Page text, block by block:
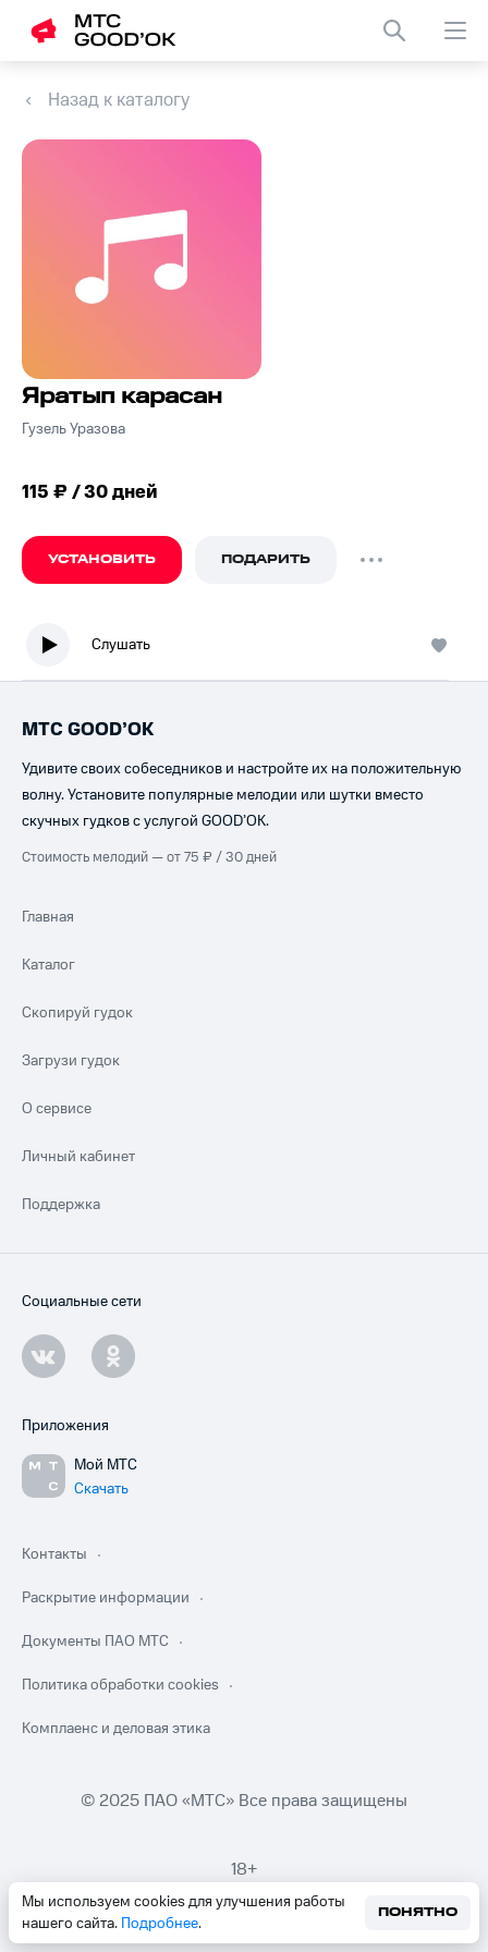
Назад к каталогу
Яратып карасан
Гузель Уразова
115 ₽ / 30 дней
УСТАНОВИТЬ ПОДАРИТЬ
Слушать
Мы используем cookies для улучшения работы
нашего сайта. Подробнее.
ПОНЯТНО
МТС GOOD’OK
Удивите своих собеседников и настройте их на положительную
волну. Установите популярные мелодии или шутки вместо
скучных гудков с услугой GOOD’OK.
Стоимость мелодий — от 75 ₽ / 30 дней
Главная
Каталог
Скопируй гудок
Загрузи гудок
О сервисе
Личный кабинет
Поддержка
Социальные сети
Приложения
Мой МТС
Скачать
Контакты
Раскрытие информации
Документы ПАО МТС
Политика обработки cookies
Комплаенс и деловая этика
© 2025 ПАО «МТС» Все права защищены
18+